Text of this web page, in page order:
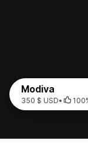
Modiva
350 $ USD•